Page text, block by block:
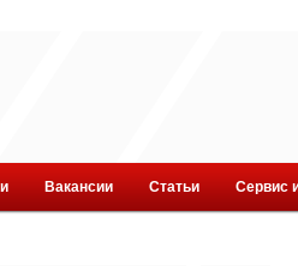
Вакансии Статьи Сервис